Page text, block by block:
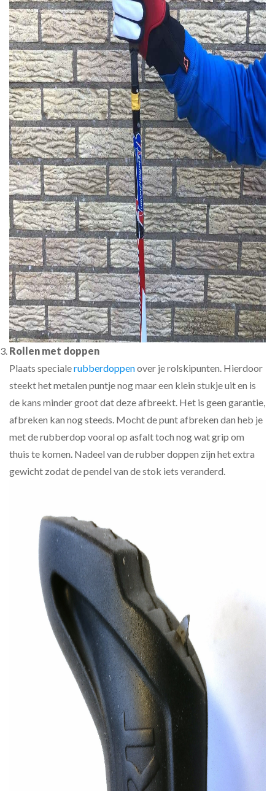
Rollen met doppen
Plaats specialerubberdoppenover je rolskipunten. Hierdoor
steekt het metalen puntje nog maar een klein stukje uit en is
de kans minder groot dat deze afbreekt. Het is geen garantie,
afbreken kan nog steeds. Mocht de punt afbreken dan heb je
met de rubberdop vooral op asfalt toch nog wat grip om
thuis te komen. Nadeel van de rubber doppen zijn het extra
gewicht zodat de pendel van de stok iets veranderd.